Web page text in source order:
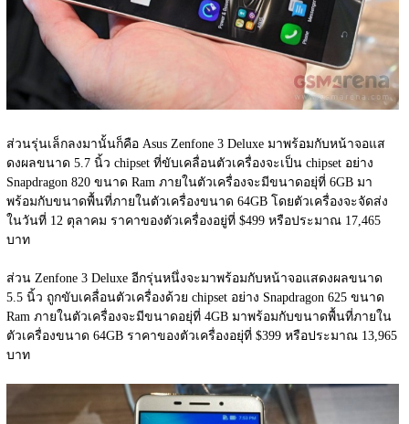
ส่วนรุ่นเล็กลงมานั้นก็คือ Asus Zenfone 3 Deluxe มาพร้อมกับหน้าจอแส
ดงผลขนาด 5.7 นิ้ว chipset ที่ขับเคลื่อนตัวเครื่องจะเป็น chipset อย่าง
Snapdragon 820 ขนาด Ram ภายในตัวเครื่องจะมีขนาดอยุ่ที่ 6GB มา
พร้อมกับขนาดพื้นที่ภายในตัวเครื่องขนาด 64GB โดยตัวเครื่องจะจัดส่ง
ในวันที่ 12 ตุลาคม ราคาของตัวเครื่องอยู่ที่ $499 หรือประมาณ 17,465
บาท
ส่วน Zenfone 3 Deluxe อีกรุ่นหนึ่งจะมาพร้อมกับหน้าจอแสดงผลขนาด
5.5 นิ้ว ถูกขับเคลื่อนตัวเครื่องด้วย chipset อย่าง Snapdragon 625 ขนาด
Ram ภายในตัวเครื่องจะมีขนาดอยุ่ที่ 4GB มาพร้อมกับขนาดพื้นที่ภายใน
ตัวเครื่องขนาด 64GB ราคาของตัวเครื่องอยุ่ที่ $399 หรือประมาณ 13,965
บาท